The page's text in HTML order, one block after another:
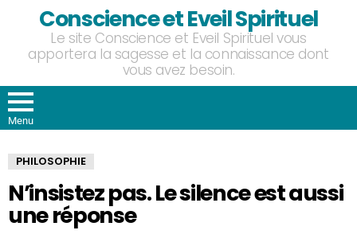
Conscience et Eveil Spirituel
Le site Conscience et Eveil Spirituel vous
apportera la sagesse et la connaissance dont
vous avez besoin.
Menu
PHILOSOPHIE
N’insistez pas. Le silence est aussi
une réponse